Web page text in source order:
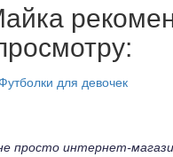
для девочек
просто интернет-